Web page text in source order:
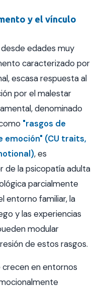
y el vínculo
edades muy
caracterizado por
escasa respuesta al
por el malestar
denominado
"rasgos de
emoción" (CU traits,
, es
de la psicopatía adulta
parcialmente
entorno familiar, la
y las experiencias
modular
de estos rasgos.
crecen en entornos